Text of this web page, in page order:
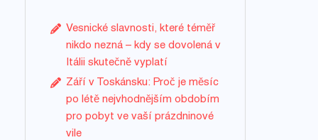
Vesnické slavnosti, které téměř
nikdo nezná – kdy se dovolená v
Itálii skutečně vyplatí
Září v Toskánsku: Proč je měsíc
po létě nejvhodnějším obdobím
pro pobyt ve vaší prázdninové
vile